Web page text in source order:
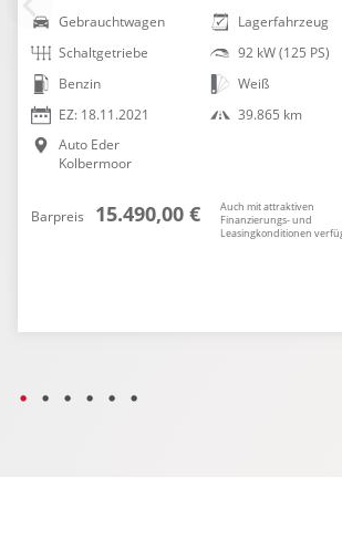
Gebrauchtwagen
Schaltgetriebe
Benzin
EZ: 18.11.2021
Auto Eder
Kolbermoor
Lagerfahrzeug
92 kW (125 PS)
Weiß
39.865 km
Barpreis 15.490,00 €
Auch mit attraktiven
Finanzierungs- und
Leasingkonditionen